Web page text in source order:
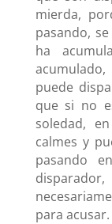
mierda,
pasando,
ha
puede
que si no
soledad,
calmes y
pasando
para acusar.